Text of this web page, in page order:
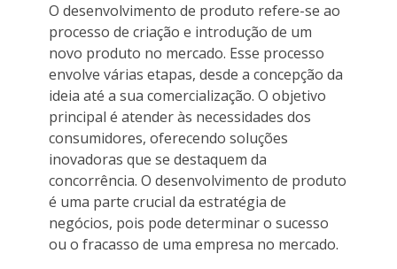
O desenvolvimento de produto refere-se ao
processo de criação e introdução de um
novo produto no mercado. Esse processo
envolve várias etapas, desde a concepção da
ideia até a sua comercialização. O objetivo
principal é atender às necessidades dos
consumidores, oferecendo soluções
inovadoras que se destaquem da
concorrência. O desenvolvimento de produto
é uma parte crucial da estratégia de
negócios, pois pode determinar o sucesso
ou o fracasso de uma empresa no mercado.